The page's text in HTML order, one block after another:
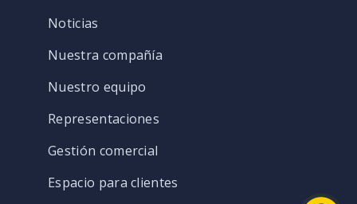
Noticias
Nuestra compañía
Nuestro equipo
Representaciones
Gestión comercial
Espacio para clientes